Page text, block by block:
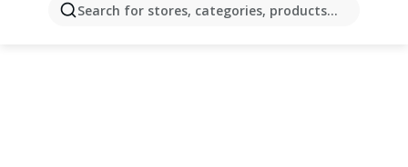
Search for stores, categories, products...